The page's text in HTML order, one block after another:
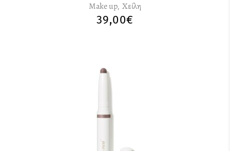
Make up, Χείλη
39,00€